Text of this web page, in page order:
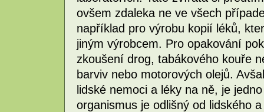
ovšem zdaleka ne ve všech
například pro výrobu kopií léků,
jiným výrobcem. Pro opakování
zkoušení drog, tabákového kouře
barviv nebo motorových olejů.
lidské nemoci a léky na ně, je
organismus je odlišný od lidského